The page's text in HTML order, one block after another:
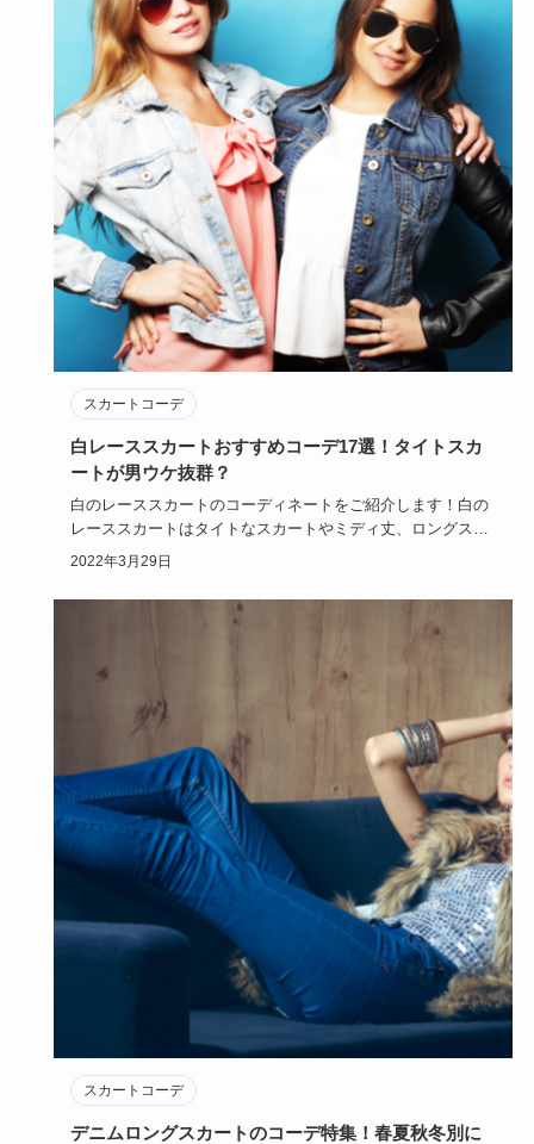
スカートコーデ
白レーススカートおすすめコーデ17選！タイトスカ
ートが男ウケ抜群？
白のレーススカートのコーディネートをご紹介します！白の
レーススカートはタイトなスカートやミディ丈、ロングスカ
ートやシースル…
2022年3月29日
スカートコーデ
デニムロングスカートのコーデ特集！春夏秋冬別に